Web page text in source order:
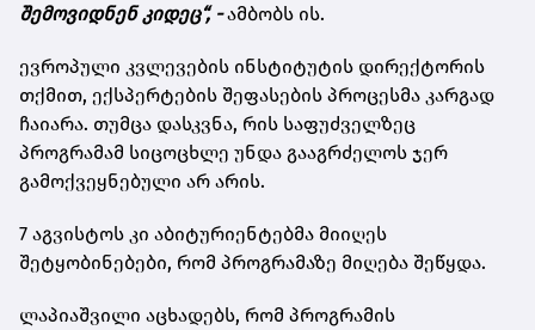
შემოვიდნენ კიდეც“, - ამბობს ის.
ევროპული კვლევების ინსტიტუტის დირექტორის
თქმით, ექსპერტების შეფასების პროცესმა კარგად
ჩაიარა. თუმცა დასკვნა, რის საფუძველზეც
პროგრამამ სიცოცხლე უნდა გააგრძელოს ჯერ
გამოქვეყნებული არ არის.
7 აგვისტოს კი აბიტურიენტებმა მიიღეს
შეტყობინებები, რომ პროგრამაზე მიღება შეწყდა.
ლაპიაშვილი აცხადებს, რომ პროგრამის